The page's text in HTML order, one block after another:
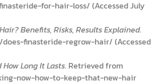
for-hair-loss/ (Accessed July
Benefits, Risks, Results Explained.
finasteride-regrow-hair/ (Accessed
Long It Lasts. Retrieved from
now-how-to-keep-that-new-hair